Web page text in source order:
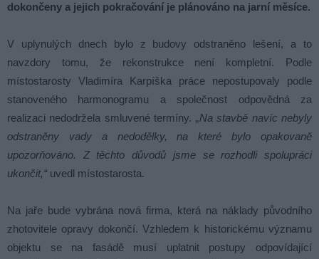
dokončeny a jejich pokračování je plánováno na jarní měsíce.
V uplynulých dnech bylo z budovy odstraněno lešení, a to
navzdory tomu, že rekonstrukce není kompletní. Podle
místostarosty Vladimíra Karpíška práce nepostupovaly podle
stanoveného harmonogramu a společnost odpovědná za
realizaci nedodržela smluvené termíny. „Na stavbě navíc nebyly
odstraněny vady a nedodělky, na které bylo opakovaně
upozorňováno. Z těchto důvodů jsme se rozhodli spolupráci
ukončit,“ uvedl místostarosta.
Na jaře bude vybrána nová firma, která na náklady původního
zhotovitele opravy dokončí. Vzhledem k historickému významu
objektu se na fasádě musí uplatnit postupy odpovídající